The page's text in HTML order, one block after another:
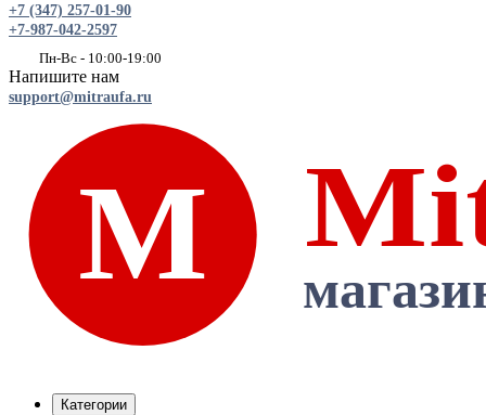
+7 (347) 257-01-90
+7-987-042-2597
Пн-Вс - 10:00-19:00
Напишите нам
support@mitraufa.ru
Категории